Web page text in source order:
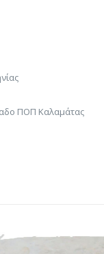
ΠΟΠ Καλαμάτας